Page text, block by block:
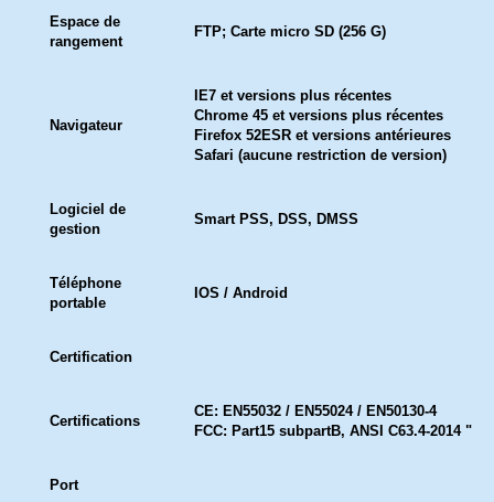
Espace de
rangement
FTP; Carte micro SD (256 G)
Navigateur
IE7 et versions plus récentes
Chrome 45 et versions plus récentes
Firefox 52ESR et versions antérieures
Safari (aucune restriction de version)
Logiciel de
gestion
Smart PSS, DSS, DMSS
Téléphone
portable
IOS / Android
Certification
Certifications
CE: EN55032 / EN55024 / EN50130-4
FCC: Part15 subpartB, ANSI C63.4-2014 "
Port